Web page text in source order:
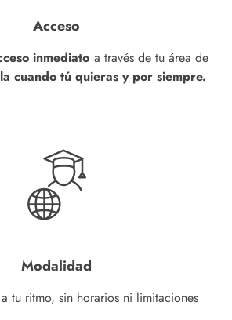
Acceso
inmediato a través de tu área de
cuando tú quieras y por siempre.
Modalidad
tu ritmo, sin horarios ni limitaciones